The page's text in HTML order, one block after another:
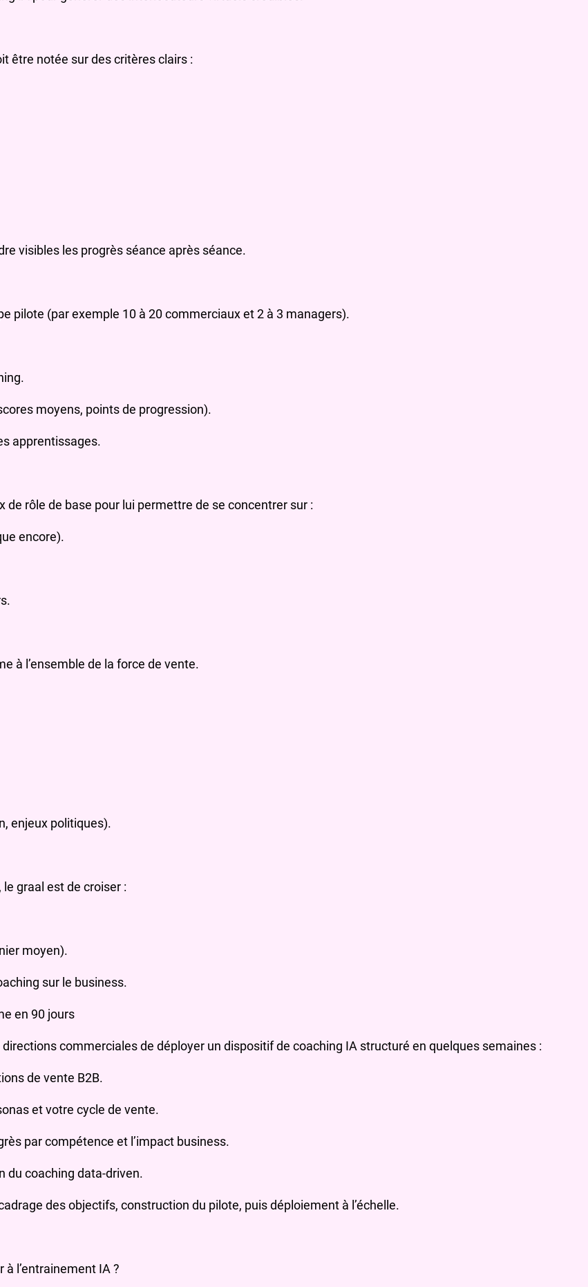
être notée sur des critères clairs :
visibles les progrès séance après séance.
pilote (par exemple 10 à 20 commerciaux et 2 à 3 managers).
moyens, points de progression).
apprentissages.
de rôle de base pour lui permettre de se concentrer sur :
encore).
à l’ensemble de la force de vente.
enjeux politiques).
graal est de croiser :
moyen).
sur le business.
en 90 jours
commerciales de déployer un dispositif de coaching IA structuré en quelques semaines :
de vente B2B.
et votre cycle de vente.
par compétence et l’impact business.
du coaching data‑driven.
des objectifs, construction du pilote, puis déploiement à l’échelle.
l’entrainement IA ?